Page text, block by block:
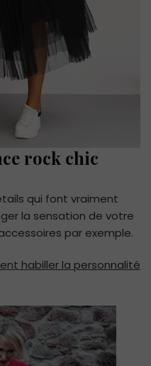
rock chic
qui font vraiment
la sensation de votre
par exemple.
habiller la personnalité